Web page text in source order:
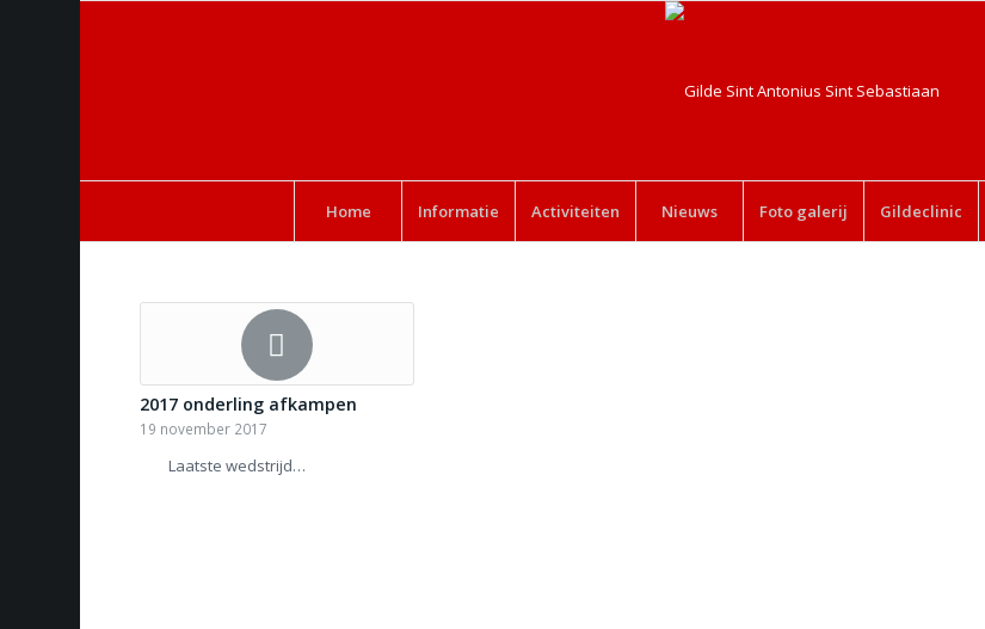
Home Informatie Activiteiten Nieuws Foto galerij Gildeclinic
2017 onderling afkampen
19 november 2017
Laatste wedstrijd…